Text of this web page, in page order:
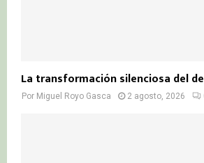
La transformación silenciosa del
Por Miguel Royo Gasca 2 agosto, 2026